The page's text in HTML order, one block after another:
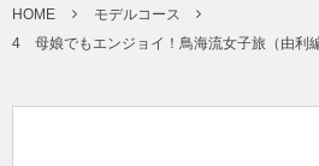
HOME
モデルコース
4 母娘でもエンジョイ！鳥海流女子旅（由利編